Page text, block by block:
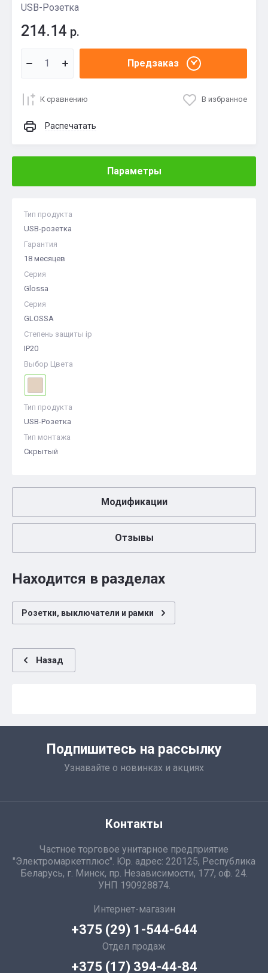
USB-Розетка
214.14 р.
Предзаказ
К сравнению В избранное
Распечатать
Параметры
Тип продукта
USB-розетка
Гарантия
18 месяцев
Серия
Glossa
Серия
GLOSSA
Степень защиты ip
IP20
Выбор Цвета
Тип продукта
USB-Розетка
Тип монтажа
Скрытый
Модификации
Отзывы
Находится в разделах
Розетки, выключатели и рамки
Назад
Подпишитесь на рассылку
Узнавайте о новинках и акциях
Контакты
Частное торговое унитарное предприятие
"Электромаркетплюс". Юр. адрес: 220125, Республика
Беларусь, г. Минск, пр. Независимости, 177, оф. 24.
УНП 190928874.
Интернет-магазин
+375 (29) 1-544-644
Отдел продаж
+375 (17) 394-44-84